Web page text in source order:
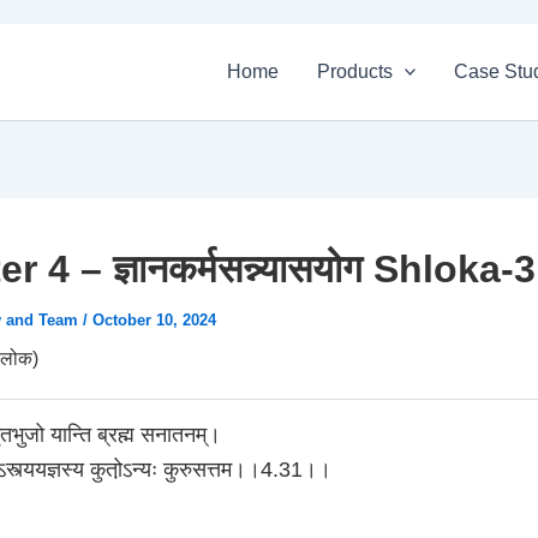
Home Products Case
4 – ज्ञानकर्मसन्न्यासयोग Shloka-
and Team / October 10, 2024
यान्ति ब्रह्म सनातनम्।
कुतो़ऽन्यः कुरुसत्तम।।4.31।।